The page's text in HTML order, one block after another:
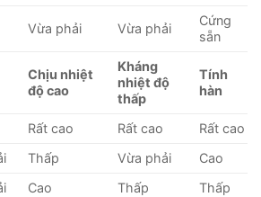
Vừa phải Vừa phải
Cứng
sẵn
Chịu nhiệt
độ cao
Kháng
nhiệt độ
thấp
Tính
hàn
Rất cao Rất cao
Rất cao
Thấp Vừa phải
Cao
Cao Thấp
Thấp